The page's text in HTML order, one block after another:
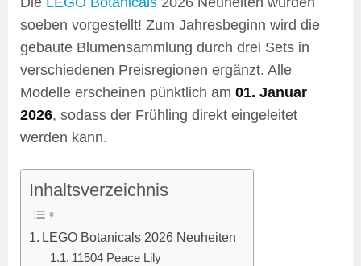
soeben vorgestellt! Zum Jahresbeginn wird die
gebaute Blumensammlung durch drei Sets in
verschiedenen Preisregionen ergänzt. Alle
Modelle erscheinen pünktlich am 01. Januar
2026, sodass der Frühling direkt eingeleitet
werden kann.
Inhaltsverzeichnis
LEGO Botanicals 2026 Neuheiten
11504 Peace Lily